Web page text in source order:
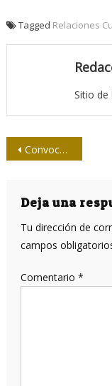
Tagged Relaciones
Sitio de
entradas
Convoca la Upec al Concurso Nacional de Periodismo 26 de Julio
Deja una
Tu dirección de
campos
Comentario *